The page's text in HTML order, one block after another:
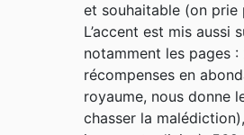
et souhaitable (on prie
L’accent est mis
notamment les pages
récompenses en
royaume, nous donne
chasser la